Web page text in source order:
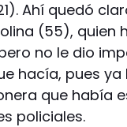
Ahí quedó
(55), quien
no le dio
hacía, pues
que había
policiales.